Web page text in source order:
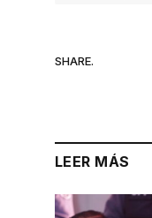
SHARE.
LEER MÁS